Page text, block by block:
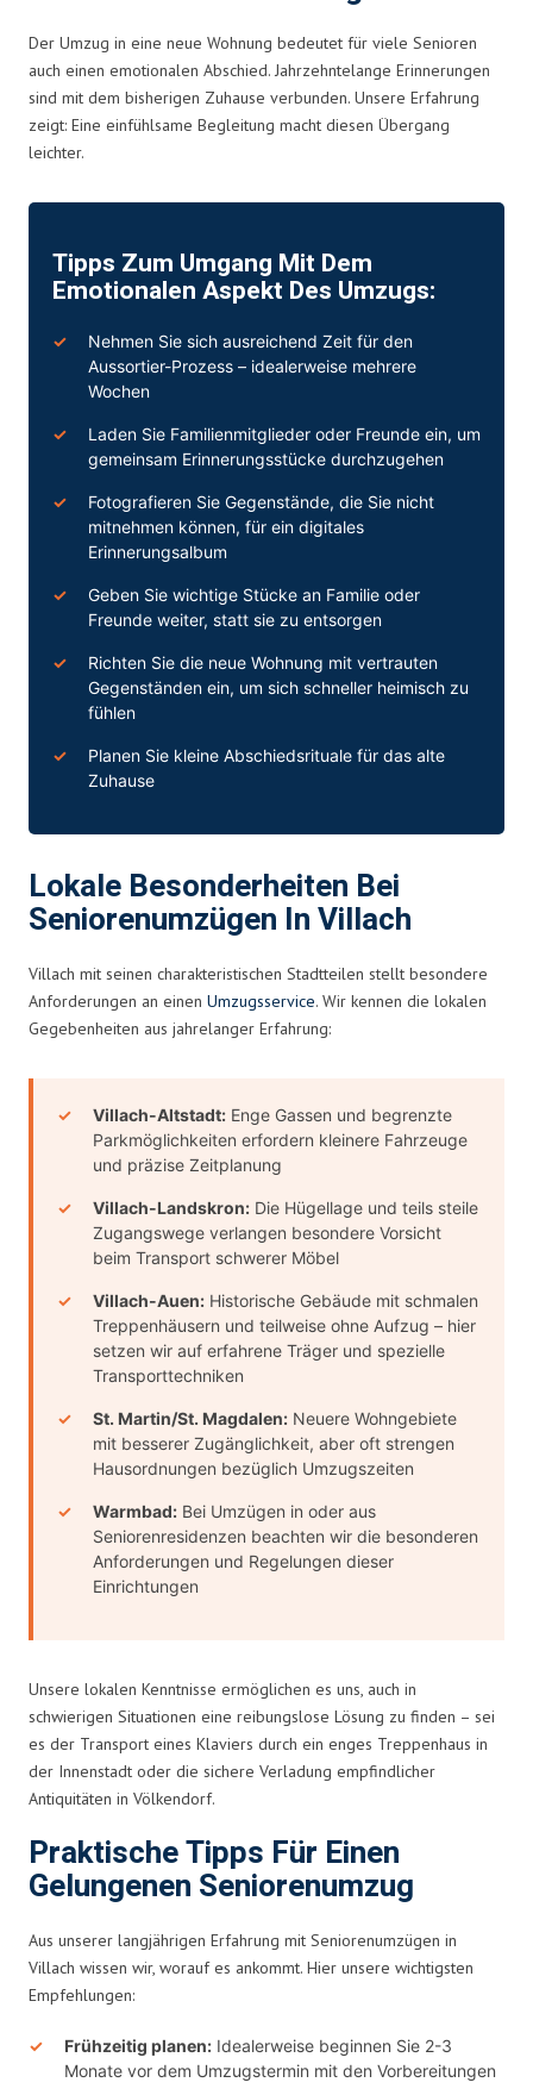
Der Umzug in eine neue Wohnung bedeutet für viele Senioren
auch einen emotionalen Abschied. Jahrzehntelange Erinnerungen
sind mit dem bisherigen Zuhause verbunden. Unsere Erfahrung
zeigt: Eine einfühlsame Begleitung macht diesen Übergang
leichter.
Tipps Zum Umgang Mit Dem
Emotionalen Aspekt Des Umzugs:
Nehmen Sie sich ausreichend Zeit für den
Aussortier-Prozess – idealerweise mehrere
Wochen
Laden Sie Familienmitglieder oder Freunde ein, um
gemeinsam Erinnerungsstücke durchzugehen
Fotografieren Sie Gegenstände, die Sie nicht
mitnehmen können, für ein digitales
Erinnerungsalbum
Geben Sie wichtige Stücke an Familie oder
Freunde weiter, statt sie zu entsorgen
Richten Sie die neue Wohnung mit vertrauten
Gegenständen ein, um sich schneller heimisch zu
fühlen
Planen Sie kleine Abschiedsrituale für das alte
Zuhause
Lokale Besonderheiten Bei
Seniorenumzügen In Villach
Villach mit seinen charakteristischen Stadtteilen stellt besondere
Anforderungen an einen Umzugsservice. Wir kennen die lokalen
Gegebenheiten aus jahrelanger Erfahrung:
Villach-Altstadt: Enge Gassen und begrenzte
Parkmöglichkeiten erfordern kleinere Fahrzeuge
und präzise Zeitplanung
Villach-Landskron: Die Hügellage und teils steile
Zugangswege verlangen besondere Vorsicht
beim Transport schwerer Möbel
Villach-Auen: Historische Gebäude mit schmalen
Treppenhäusern und teilweise ohne Aufzug – hier
setzen wir auf erfahrene Träger und spezielle
Transporttechniken
St. Martin/St. Magdalen: Neuere Wohngebiete
mit besserer Zugänglichkeit, aber oft strengen
Hausordnungen bezüglich Umzugszeiten
Warmbad: Bei Umzügen in oder aus
Seniorenresidenzen beachten wir die besonderen
Anforderungen und Regelungen dieser
Einrichtungen
Unsere lokalen Kenntnisse ermöglichen es uns, auch in
schwierigen Situationen eine reibungslose Lösung zu finden – sei
es der Transport eines Klaviers durch ein enges Treppenhaus in
der Innenstadt oder die sichere Verladung empfindlicher
Antiquitäten in Völkendorf.
Praktische Tipps Für Einen
Gelungenen Seniorenumzug
Aus unserer langjährigen Erfahrung mit Seniorenumzügen in
Villach wissen wir, worauf es ankommt. Hier unsere wichtigsten
Empfehlungen:
Frühzeitig planen: Idealerweise beginnen Sie 2-3
Monate vor dem Umzugstermin mit den Vorbereitungen